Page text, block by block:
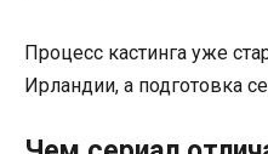
Процесс кастинга уже
Ирландии, а подготовка